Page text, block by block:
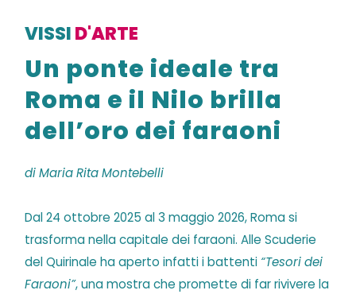
VISSID'ARTE
Un ponte ideale tra
Roma e il Nilo brilla
dell’oro dei faraoni
di Maria Rita Montebelli
Dal 24 ottobre 2025 al 3 maggio 2026, Roma si
trasforma nella capitale dei faraoni. Alle Scuderie
del Quirinale ha aperto infatti i battenti “Tesori dei
Faraoni”, una mostra che promette di far rivivere la